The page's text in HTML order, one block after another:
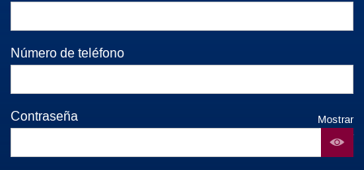
Número de teléfono
Contraseña
Mostrar
contraseña